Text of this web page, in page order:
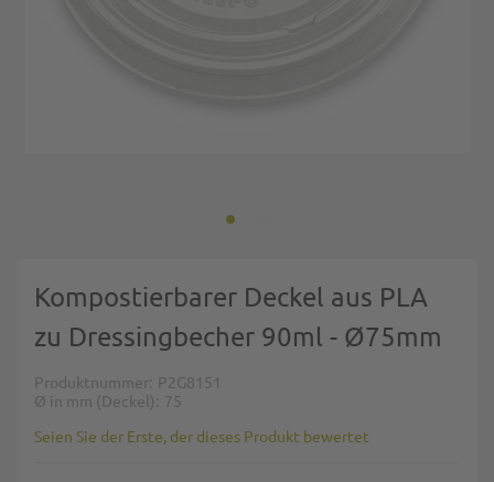
Kompostierbarer Deckel aus PLA
zu Dressingbecher 90ml - Ø75mm
Produktnummer P2G8151
Ø in mm (Deckel)
75
Seien Sie der Erste, der dieses Produkt bewertet